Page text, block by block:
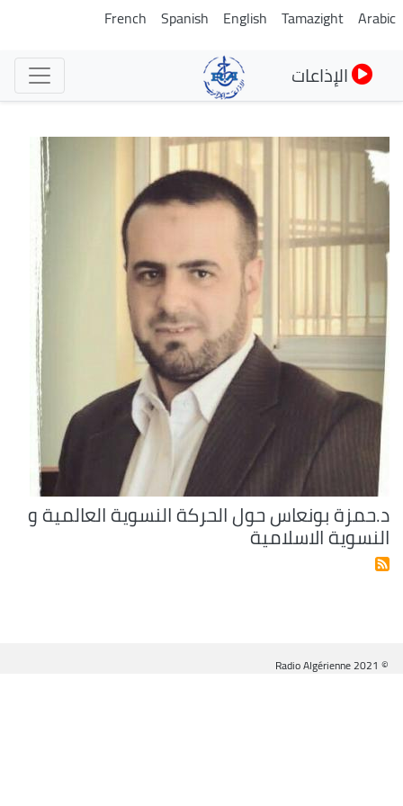
تجاوز
Arabic
Tamazight
English
Spanish
French
الإذاعات
د.حمزة بونعاس حول الحركة النسوية العالمية و
النسوية الاسلامية
© Radio Algérienne 2021